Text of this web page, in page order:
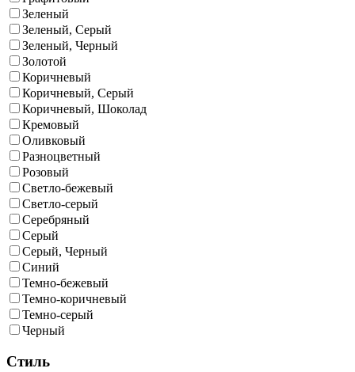
Зеленый
Зеленый, Серый
Зеленый, Черный
Золотой
Коричневый
Коричневый, Серый
Коричневый, Шоколад
Кремовый
Оливковый
Разноцветный
Розовый
Светло-бежевый
Светло-серый
Серебряный
Серый
Серый, Черный
Синий
Темно-бежевый
Темно-коричневый
Темно-серый
Черный
Стиль